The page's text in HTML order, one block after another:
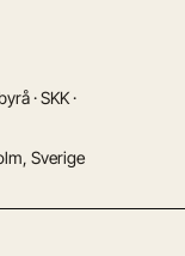
· SKK ·
Sverige